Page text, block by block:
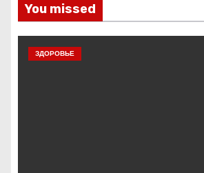
You missed
ЗДОРОВЬЕ